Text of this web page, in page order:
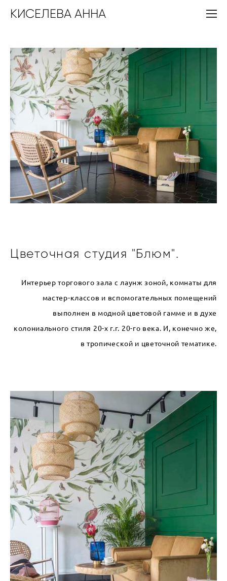
КИСЕЛЕВА АННА
Цветочная студия "Блюм".
Интерьер торгового зала с лаунж зоной, комнаты для
мастер-классов и вспомогательных помещений
выполнен в модной цветовой гамме и в духе
колониального стиля 20-х г.г. 20-го века. И, конечно же,
в тропической и цветочной тематике.